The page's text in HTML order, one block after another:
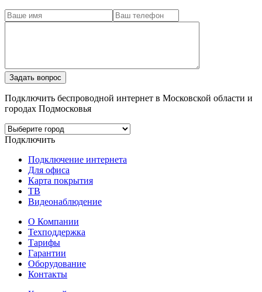
Подключить беспроводной интернет в Московской области и
городах Подмосковья
Подключить
Подключение интернета
Для офиса
Карта покрытия
ТВ
Видеонаблюдение
О Компании
Техподдержка
Тарифы
Гарантии
Оборудование
Контакты